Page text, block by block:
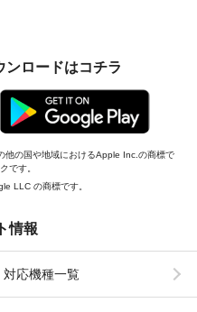
ロードはコチラ
の国や地域におけるApple Inc.の商標で
です。
LLC の商標です。
情報
対応機種一覧